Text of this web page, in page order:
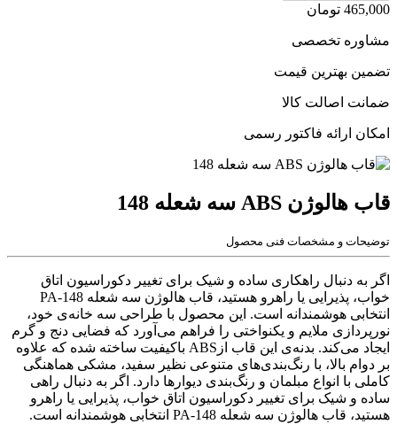
465,000 تومان
مشاوره تخصصی
تضمین بهترین قیمت
ضمانت اصالت کالا
امکان ارائه فاکتور رسمی
قاب هالوژن ABS سه شعله 148
توضیحات و مشخصات فنی محصول
اگر به دنبال راهکاری ساده و شیک برای تغییر دکوراسیون اتاق
خواب، پذیرایی یا راهرو هستید، قاب هالوژن سه‌ شعله PA-148
انتخابی هوشمندانه است. این محصول با طراحی سه‌ خانه‌ی خود،
نورپردازی ملایم و یکنواختی را فراهم می‌آورد که فضایی دنج و گرم
ایجاد می‌کند. بدنه‌ی این قاب ازABS باکیفیت ساخته شده که علاوه
بر دوام بالا، با رنگ‌بندی‌های متنوعی نظیر سفید، مشکی هماهنگی
کاملی با انواع مبلمان و رنگ‌بندی دیوارها دارد. اگر به دنبال راهی
ساده و شیک برای تغییر دکوراسیون اتاق خواب، پذیرایی یا راهرو
هستید، قاب هالوژن سه شعله PA-148 انتخابی هوشمندانه است.